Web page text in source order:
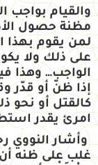
والقيام بواجب
مظنة حصول
لمن يقوم بهذا
على ذلك ولا
الواجب… وهذا
إذا ظنّ أو قدّر
كالقتل أو نحو
امرئ يقدر
وأشار النووي
غلب على ظنه أن